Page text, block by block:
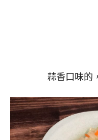
蒜香口味的